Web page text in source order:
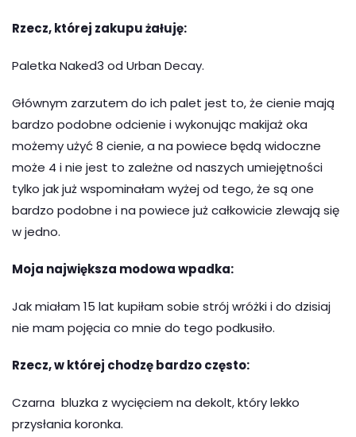
Rzecz, której zakupu żałuję:
Paletka Naked3 od Urban Decay.
Głównym zarzutem do ich palet jest to, że cienie mają
bardzo podobne odcienie i wykonując makijaż oka
możemy użyć 8 cienie, a na powiece będą widoczne
może 4 i nie jest to zależne od naszych umiejętności
tylko jak już wspominałam wyżej od tego, że są one
bardzo podobne i na powiece już całkowicie zlewają się
w jedno.
Moja największa modowa wpadka:
Jak miałam 15 lat kupiłam sobie strój wróżki i do dzisiaj
nie mam pojęcia co mnie do tego podkusiło.
Rzecz, w której chodzę bardzo często:
Czarna bluzka z wycięciem na dekolt, który lekko
przysłania koronka.